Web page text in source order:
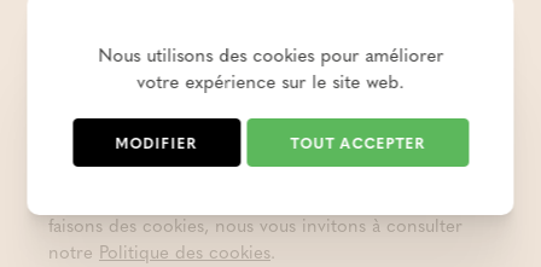
application, des cookies peuvent être placés sur le
disque dur de votre ordinateur. Nous utilisons des
cookies pour offrir une expérience d’utilisation
optimale à nos visiteurs réguliers.
faisons des cookies, nous vous invitons à consulter
notre Politique des cookies.
Nous utilisons des cookies pour améliorer
votre expérience sur le site web.
MODIFIER TOUT ACCEPTER